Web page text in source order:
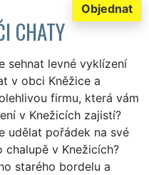
Objednat
CHATY
sehnat levné vyklízení
v obci Kněžice a
firmu, která vám
v Knežicích zajistí?
udělat pořádek na své
chalupě v Knežicích?
starého bordelu a